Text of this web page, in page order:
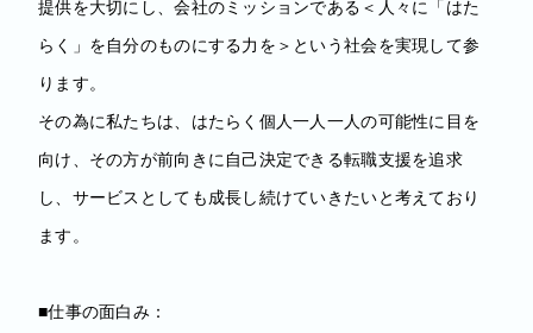
提供を大切にし、会社のミッションである＜人々に「はた
らく」を自分のものにする力を＞という社会を実現して参
ります。
その為に私たちは、はたらく個人一人一人の可能性に目を
向け、その方が前向きに自己決定できる転職支援を追求
し、サービスとしても成長し続けていきたいと考えており
ます。
■仕事の面白み：